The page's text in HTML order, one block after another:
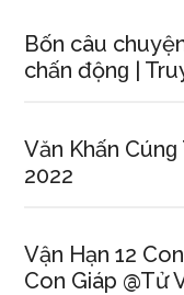
Bốn câu
chấn độnɡ |
Văn Khấn
2022
Vận Hạn 12
Con Giáp @Tử